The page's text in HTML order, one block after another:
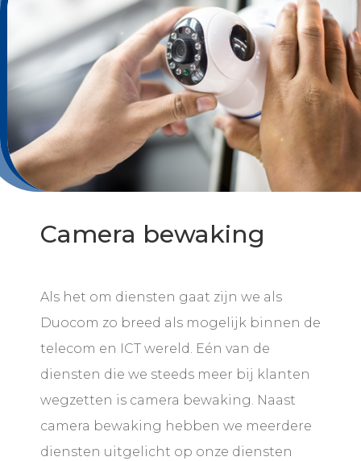
Camera bewaking
Als het om diensten gaat zijn we als
Duocom zo breed als mogelijk binnen de
telecom en ICT wereld. Eén van de
diensten die we steeds meer bij klanten
wegzetten is camera bewaking. Naast
camera bewaking hebben we meerdere
diensten uitgelicht op onze diensten